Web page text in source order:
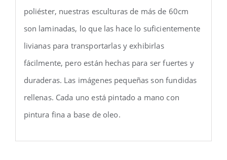
poliéster, nuestras esculturas de más de 60cm
son laminadas, lo que las hace lo suficientemente
livianas para transportarlas y exhibirlas
fácilmente, pero están hechas para ser fuertes y
duraderas. Las imágenes pequeñas son fundidas
rellenas. Cada uno está pintado a mano con
pintura fina a base de oleo.